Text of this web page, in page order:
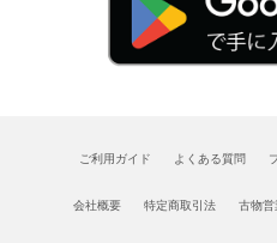
ご利用ガイド よくある質問
会社概要 特定商取引法 古物営